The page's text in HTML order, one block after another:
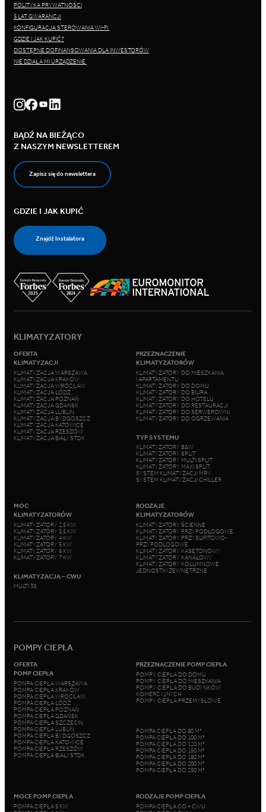
POLITYKA PRYWATNOŚCI
5 LAT GWARANCJI
KONFIGURACJA STEROWANIA WI-FI
GDZIE I JAK KUPIĆ?
DOSTĘPNE DOFINANSOWANIA DLA INWESTORÓW
NIE DZIAŁA MI URZĄDZENIE
BĄDŹ NA BIEŻĄCO
Z NASZYM NEWSLETTEREM
Zapisz się do newslettera
GDZIE I JAK KUPIĆ
Znajdź Instalatora
KLIMATYZATORY
OFERTA
KLIMATYZACJI
KLIMATYZACJA WARSZAWA
KLIMATYZACJA KRAKÓW
KLIMATYZACJA WROCŁAW
KLIMATYZACJA ŁÓDŹ
KLIMATYZACJA POZNAŃ
KLIMATYZACJA GDAŃSK
KLIMATYZACJA LUBLIN
KLIMATYZACJA BYDGOSZCZ
KLIMATYZACJA KATOWICE
KLIMATYZACJA RZESZÓW
KLIMATYZACJA BIAŁYSTOK
PRZEZNACZENIE
KLIMATYZATORÓW
KLIMATYZATORY DO MIESZKANIA
I APARTAMENTU
KLIMATYZATORY DO DOMU
KLIMATYZATORY DO BIURA
KLIMATYZATORY DO HOTELU
KLIMATYZATORY DO RESTAURACJI
KLIMATYZATORY DO SERWEROWNI
KLIMATYZATORY DO OGRZEWANIA
TYP SYSTEMU
KLIMATYZATORY B&W
KLIMATYZATORY SPLIT
KLIMATYZATORY MULTI SPLIT
KLIMATYZATORY MAXI SPLIT
SYSTEM KLIMATYZACJI MRV
SYSTEM KLIMATYZACJI CHILLER
MOC
KLIMATYZATORÓW
KLIMATYZATORY 2,5 KW
KLIMATYZATORY 3,5 KW
KLIMATYZATORY 4 KW
KLIMATYZATORY 5 KW
KLIMATYZATORY 6 KW
KLIMATYZATORY 7 KW
KLIMATYZACJA – CWU
MULTI 3S
RODZAJE
KLIMATYZATORÓW
KLIMATYZATORY ŚCIENNE
KLIMATYZATORY PRZYPODŁOGOWE
KLIMATYZATORY PRZYSUFITOWO-
PRZYPODŁOGOWE
KLIMATYZATORY KASETONOWY
KLIMATYZATORY KANAŁOWY
KLIMATYZATORY KOLUMNOWE
JEDNOSTKI ZEWNĘTRZNE
POMPY CIEPŁA
OFERTA
POMP CIEPŁA
POMPA CIEPŁA WARSZAWA
POMPA CIEPŁA KRAKÓW
POMPA CIEPŁA WROCŁAW
POMPA CIEPŁA ŁÓDŹ
POMPA CIEPŁA POZNAŃ
POMPA CIEPŁA GDAŃSK
POMPA CIEPŁA SZCZECIN
POMPA CIEPŁA LUBLIN
POMPA CIEPŁA BYDGOSZCZ
POMPA CIEPŁA KATOWICE
POMPA CIEPŁA RZESZÓW
POMPA CIEPŁA BIAŁYSTOK
PRZEZNACZENIE POMP CIEPŁA
POMPY CIEPŁA DO DOMU
POMPY CIEPŁA DO MIESZKANIA
POMPY CIEPŁA DO BUDYNKÓW
KOMERCYJNYCH
POMPY CIEPŁA PRZEMYSŁOWE
POMPA CIEPŁA DO 80 M²
POMPA CIEPŁA DO 100 M²
POMPA CIEPŁA DO 120 M²
POMPA CIEPŁA DO 150 M²
POMPA CIEPŁA DO 180 M²
POMPA CIEPŁA DO 200 M²
POMPA CIEPŁA DO 250 M²
MOCE POMP CIEPŁA
POMPA CIEPŁA 5 KW
RODZAJE POMP CIEPŁA
POMPA CIEPŁA CO + CWU